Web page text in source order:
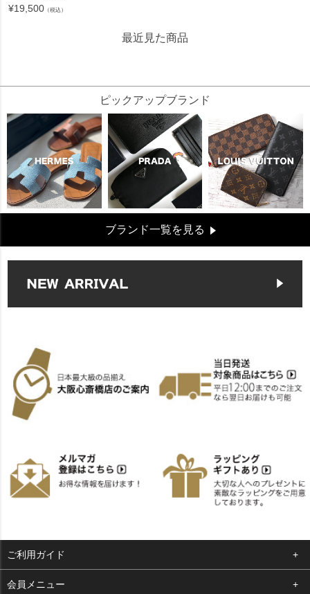
¥19,500 （税込）
最近見た商品
ピックアップブランド
ブランド一覧を見る
ご利用ガイド
よくある質問
会員メニュー